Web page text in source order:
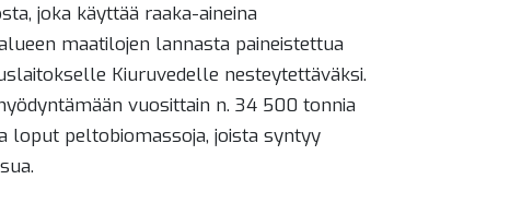
joka käyttää raaka-aineina
maatilojen lannasta paineistettua
Kiuruvedelle nesteytettäväksi.
vuosittain n. 34 500 tonnia
loput peltobiomassoja, joista syntyy